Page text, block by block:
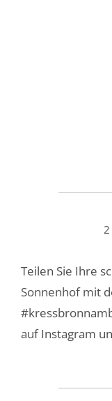
Teilen Sie Ihre
Sonnenhof mit
auf Instagram